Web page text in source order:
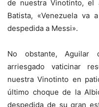
de nuestra Vinotinto, el
Batista, «Venezuela
despedida a Messi».
No obstante, Aguilar
arriesgado vaticinar
nuestra Vinotinto en
último choque de la
despedida de su gran